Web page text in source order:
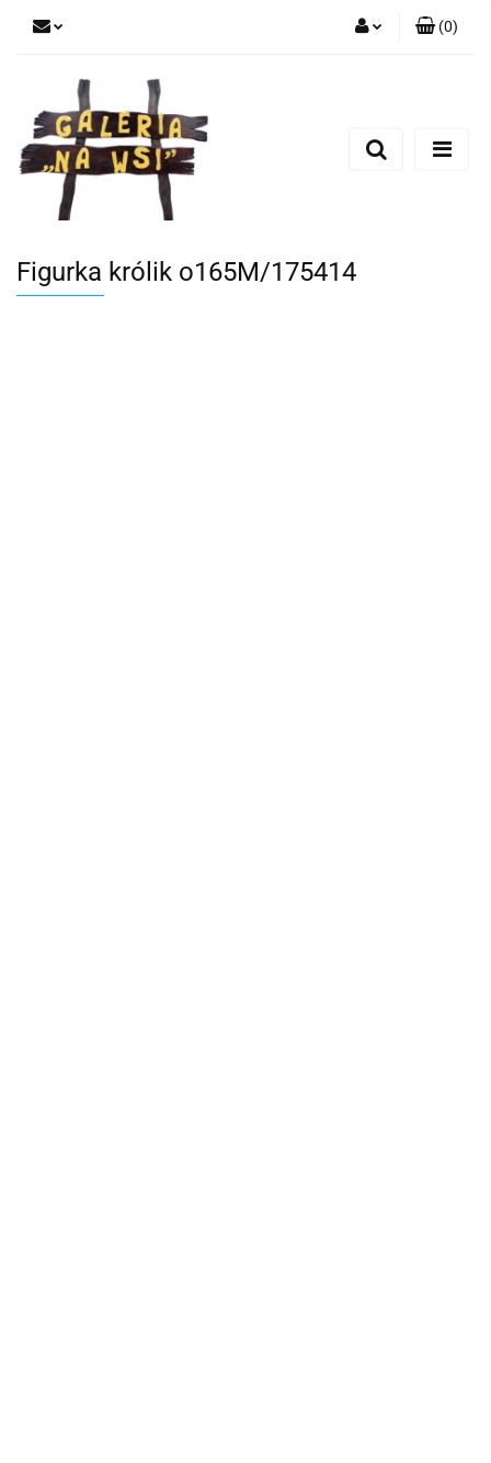
Dodaj zgłoszenie
(0)
Figurka królik o165M/175414